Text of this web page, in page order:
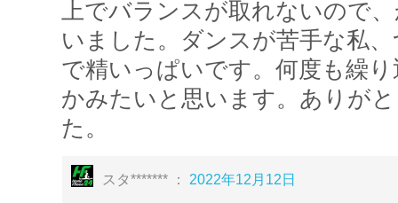
運動をスタートする場所になって欲しい
新しいチャレンジをスタートする場所にな
そんな思いから作られた運動スタジオです
生涯健康で過ごすこと
健康寿命を延ばすことを目的とし、
子どもから高齢者まで
個々のニーズに合わせた運動指導が受けら
上でバランスが取れないので
いました。ダンスが苦手な私
で精いっぱいです。何度も繰
かみたいと思います。ありが
た。
スタ******* ： 2022年12月12日